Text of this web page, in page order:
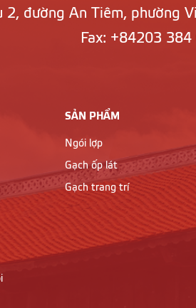
2, đường An Tiêm, phường
Fax: +84203
SẢN PHẨM
Ngói lợp
Gạch ốp lát
Gạch trang trí